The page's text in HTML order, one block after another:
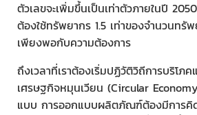
ตัวเลขจะเพิ่มขึ้นเป็นเท่าตัวภายในปี
ต้องใช้ทรัพยากร 1.5 เท่าของจำนวนทรั
เพียงพอกับความต้องการ
ถึงเวลาที่เราต้องเริ่มปฏิวัติวิถีการบริโภ
เศรษฐกิจหมุนเวียน (Circular
แบบ การออกแบบผลิตภัณฑ์ต้องมีการคิ